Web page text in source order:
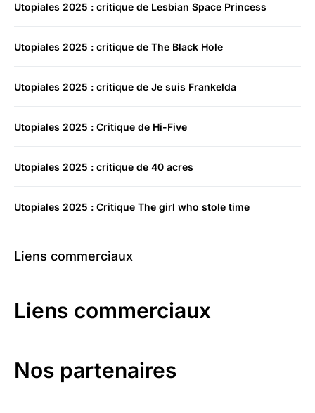
Utopiales 2025 : critique de Lesbian Space Princess
Utopiales 2025 : critique de The Black Hole
Utopiales 2025 : critique de Je suis Frankelda
Utopiales 2025 : Critique de Hi-Five
Utopiales 2025 : critique de 40 acres
Utopiales 2025 : Critique The girl who stole time
Liens commerciaux
Liens commerciaux
Nos partenaires